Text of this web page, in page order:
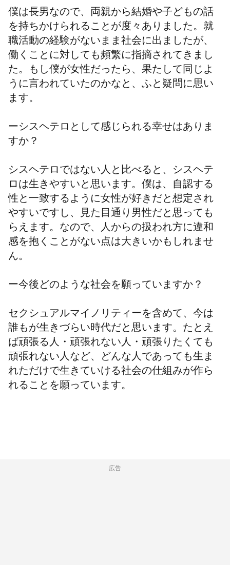
僕は長男なので、両親から結婚や子どもの話
を持ちかけられることが度々ありました。就
職活動の経験がないまま社会に出ましたが、
働くことに対しても頻繁に指摘されてきまし
た。もし僕が女性だったら、果たして同じよ
うに言われていたのかなと、ふと疑問に思い
ます。
ーシスヘテロとして感じられる幸せはありま
すか？
シスヘテロではない人と比べると、シスヘテ
ロは生きやすいと思います。僕は、自認する
性と一致するように女性が好きだと想定され
やすいですし、見た目通り男性だと思っても
らえます。なので、人からの扱われ方に違和
感を抱くことがない点は大きいかもしれませ
ん。
ー今後どのような社会を願っていますか？
セクシュアルマイノリティーを含めて、今は
誰もが生きづらい時代だと思います。たとえ
ば頑張る人・頑張れない人・頑張りたくても
頑張れない人など、どんな人であっても生ま
れただけで生きていける社会の仕組みが作ら
れることを願っています。
広告